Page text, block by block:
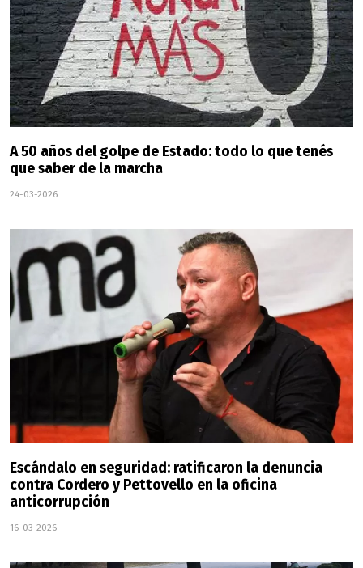
A 50 años del golpe de Estado: todo lo que tenés
que saber de la marcha
24-03-2026
Escándalo en seguridad: ratificaron la denuncia
contra Cordero y Pettovello en la oficina
anticorrupción
16-03-2026